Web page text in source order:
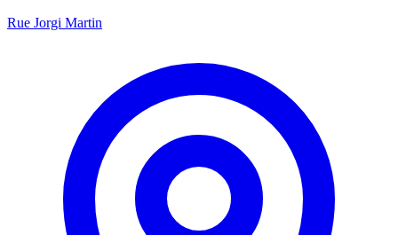
Rue Jorgi Martin